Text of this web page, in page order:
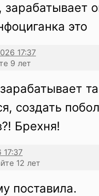
зарабатывает
это
9 лет
создать
Брехня!
12 лет
поставила.